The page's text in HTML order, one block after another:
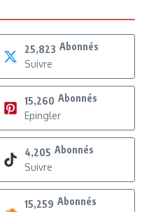
25,823 Abonnés
Suivre
15,260 Abonnés
Epingler
4,205 Abonnés
Suivre
15,259 Abonnés